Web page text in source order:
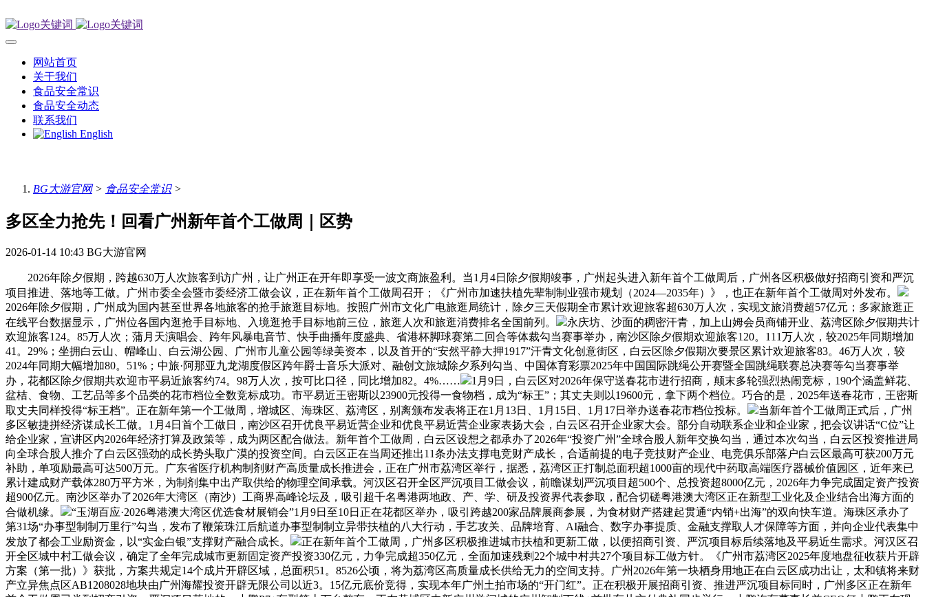
网站首页
关于我们
食品安全常识
食品安全动态
联系我们
English
BG大游官网> 食品安全常识>
多区全力抢先！回看广州新年首个工做周｜区势
2026-01-14 10:43 BG大游官网
2026年除夕假期，跨越630万人次旅客到访广州，让广州正在开年即享受一波文商旅盈利。当1月4日除夕假期竣事，广州起头进入新年首个工做周后，广州各区积极做好招商引资和严沉
项目推进、落地等工做。广州市委全会暨市委经济工做会议，正在新年首个工做周召开；《广州市加速扶植先辈制制业强市规划（2024—2035年）》，也正在新年首个工做周对外发布。
2026年除夕假期，广州成为国内甚至世界各地旅客的抢手旅逛目标地。按照广州市文化广电旅逛局统计，除夕三天假期全市累计欢迎旅客超630万人次，实现文旅消费超57亿元；多家旅逛正
在线平台数据显示，广州位各国内逛抢手目标地、入境逛抢手目标地前三位，旅逛人次和旅逛消费排名全国前列。
永庆坊、沙面的稠密汗青，加上山姆会员商铺开业、荔湾区除夕假期共计
欢迎旅客124。85万人次；蒲月天演唱会、跨年风暴电音节、快手曲播年度盛典、省港杯脚球赛第二回合等体裁勾当赛事举办，南沙区除夕假期欢迎旅客120。111万人次，较2025年同期增加
41。29%；坐拥白云山、帽峰山、白云湖公园、广州市儿童公园等绿美资本，以及首开的“安然平静大押1917”汗青文化创意街区，白云区除夕假期次要景区累计欢迎旅客83。46万人次，较
2024年同期大幅增加80。51%；中旅·阿那亚九龙湖度假区跨年爵士音乐大派对、融创文旅城除夕系列勾当、中国体育彩票2025年中国国际跳绳公开赛暨全国跳绳联赛总决赛等勾当赛事举
办，花都区除夕假期共欢迎市平易近旅客约74。98万人次，按可比口径，同比增加82。4%……
1月9日，白云区对2026年保守送春花市进行招商，颠末多轮强烈热闹竞标，190个涵盖鲜花、
盆桔、食物、工艺品等多个品类的花市档位全数竞标成功。市平易近王密斯以23900元投得一食物档，成为“标王”；其丈夫则以19600元，拿下两个档位。巧合的是，2025年送春花市，王密斯
取丈夫同样投得“标王档”。正在新年第一个工做周，增城区、海珠区、荔湾区，别离颁布发表将正在1月13日、1月15日、1月17日举办送春花市档位投标。
当新年首个工做周正式后，广州
多区敏捷拼经济谋成长工做。1月4日首个工做日，南沙区召开优良平易近营企业和优良平易近营企业家表扬大会，白云区召开企业家大会。部分自动联系企业和企业家，把会议讲话“C位”让
给企业家，宣讲区内2026年经济打算及政策等，成为两区配合做法。新年首个工做周，白云区设想之都承办了2026年“投资广州”全球合股人新年交换勾当，通过本次勾当，白云区投资推进局
向全球合股人推介了白云区强劲的成长势头取广漠的投资空间。白云区正在当周还推出11条办法支撑电竞财产成长，合适前提的电子竞技财产企业、电竞俱乐部落户白云区最高可获200万元
补助，单项励最高可达500万元。广东省医疗机构制剂财产高质量成长推进会，正在广州市荔湾区举行，据悉，荔湾区正打制总面积超1000亩的现代中药取高端医疗器械价值园区，近年来已
累计建成财产载体280万平方米，为制剂集中出产取供给的物理空间承载。河汉区召开全区严沉项目工做会议，前瞻谋划严沉项目超500个、总投资超8000亿元，2026年力争完成固定资产投资
超900亿元。南沙区举办了2026年大湾区（南沙）工商界高峰论坛及，吸引超千名粤港两地政、产、学、研及投资界代表参取，配合切磋粤港澳大湾区正在新型工业化及企业结合出海方面的
合做机缘。
“玉湖百应·2026粤港澳大湾区优选食材展销会”1月9日至10日正在花都区举办，吸引跨越200家品牌展商参展，为食材财产搭建起贯通“内销+出海”的双向快车道。海珠区承办了
第31场“办事型制制万里行”勾当，发布了鞭策珠江后航道办事型制制立异带扶植的八大行动，手艺攻关、品牌培育、AI融合、数字办事提质、金融支撑取人才保障等方面，并向企业代表集中
发放了都会工业励资金，以“实金白银”支撑财产融合成长。
正在新年首个工做周，广州多区积极推进城市扶植和更新工做，以便招商引资、严沉项目标后续落地及平易近生需求。河汉区召
开全区城中村工做会议，确定了全年完成城市更新固定资产投资330亿元，力争完成超350亿元，全面加速残剩22个城中村共27个项目标工做方针。《广州市荔湾区2025年度地盘征收获片开辟
方案（第一批）》获批，方案共规定14个成片开辟区域，总面积51。8526公顷，将为荔湾区高质量成长供给无力的空间支持。广州2026年第一块栖身用地正在白云区成功出让，太和镇将来财
产立异焦点区AB1208028地块由广州海耀投资开辟无限公司以近3。15亿元底价竞得，实现本年广州土拍市场的“开门红”。正在积极开展招商引资、推进严沉项目标同时，广州多区正在新年